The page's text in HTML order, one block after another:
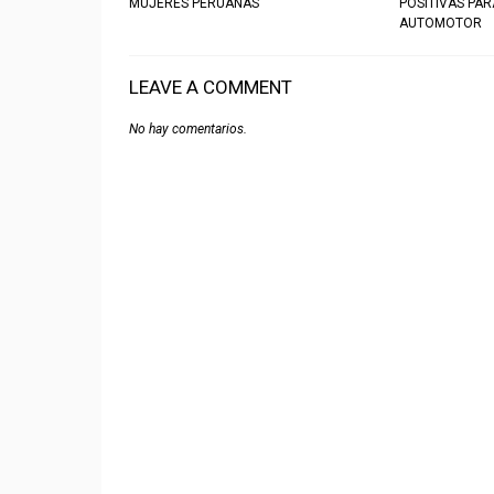
MUJERES PERUANAS
POSITIVAS
AUTOMOTOR
LEAVE A COMMENT
No hay comentarios.